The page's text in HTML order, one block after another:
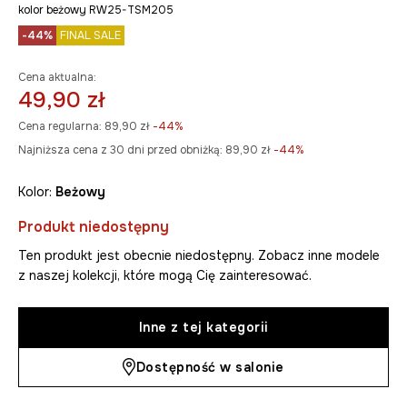
kolor beżowy RW25-TSM205
-44% FINAL SALE
Cena aktualna:
49,90 zł
Cena regularna: 89,90 zł -44%
Najniższa cena z 30 dni przed obniżką: 89,90 zł -44%
Kolor: beżowy
Produkt niedostępny
Ten produkt jest obecnie niedostępny. Zobacz inne modele
z naszej kolekcji, które mogą Cię zainteresować.
Inne z tej kategorii
Dostępność w salonie